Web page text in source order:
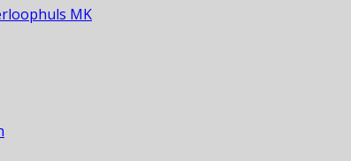
MK